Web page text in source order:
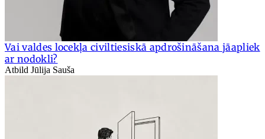
Vai valdes locekļa civiltiesiskā apdrošināšana jāapliek
ar nodokli?
Atbild Jūlija Sauša